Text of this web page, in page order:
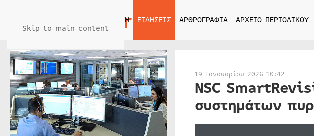
Skip to main content
ΑΡΧΙΚΗ ΕΙΔΗΣΕΙΣ ΑΡΘΡΟΓΡΑΦΙΑ ΑΡΧΕΙΟ ΠΕΡΙΟΔΙΚΟΥ
19 Ιανουαρίου 2026 10:42
NSC
συστημάτων